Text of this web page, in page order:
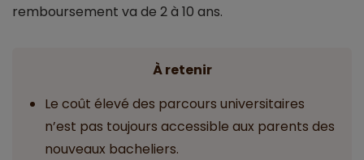
remboursement va de 2 à 10 ans.
À retenir
Le coût élevé des parcours universitaires
n’est pas toujours accessible aux parents des
nouveaux bacheliers.